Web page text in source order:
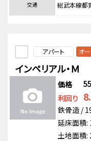
交通 総武本線都
アパート オ
インペリアル・Ｍ
価格
利回り
鉄骨造 /
延床面積:
土地面積: